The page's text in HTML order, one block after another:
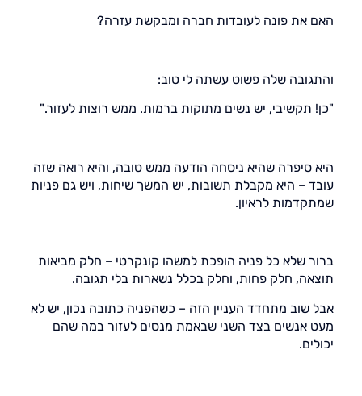
האם את פונה לעובדות חברה ומבקשת עזרה?
והתגובה שלה פשוט עשתה לי טוב:
"כן! תקשיבי, יש נשים מתוקות ברמות. ממש רוצות לעזור."
היא סיפרה שהיא ניסחה הודעה ממש טובה, והיא רואה שזה
עובד – היא מקבלת תשובות, יש המשך שיחות, ויש גם פניות
שמתקדמות לראיון.
ברור שלא כל פניה הופכת למשהו קונקרטי – חלק מביאות
תוצאה, חלק פחות, וחלק בכלל נשארות בלי תגובה.
אבל שוב מתחדד העניין הזה – כשהפניה כתובה נכון, יש לא
מעט אנשים בצד השני שבאמת מנסים לעזור במה שהם
יכולים.